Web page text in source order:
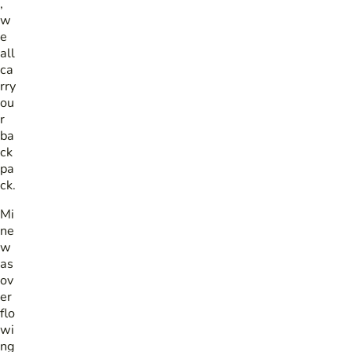
,
w
e
all
ca
rry
ou
r
ba
ck
pa
ck.
Mi
ne
w
as
ov
er
flo
wi
ng